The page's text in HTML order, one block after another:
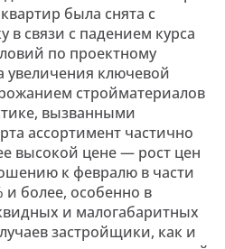
была снята с
в связи с падением курса
по проектному
ключевой
стройматериалов
вызванными
ассортимент частично
высокой цене — рост цен
к февралю в части
и более, особенно в
и малогабаритных
застройщики, как и